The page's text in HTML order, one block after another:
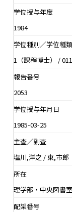
学位授与年度
1984
学位種別／学位種類
1（課程博士） /
報告番号
2053
学位授与年月日
1985-03-25
主査／副査
塩川,洋之 / 東,市
所在
理学部・中央図書室
配架番号